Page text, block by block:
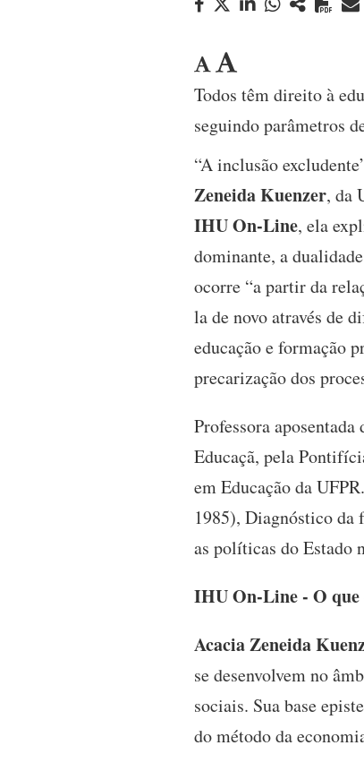
Todos têm direito à
seguindo parâmetros
“A inclusão
Zeneida Kuenzer, da
IHU On-Line, ela
dominante, a
ocorre “a partir da
la de novo através de
educação e formação
precarização dos
Professora
Educaçã, pela
em Educação da
1985), Diagnóstico da
as políticas do Estado
IHU On-Line - O que
Acacia Zeneida
se desenvolvem no
sociais. Sua base
do método da